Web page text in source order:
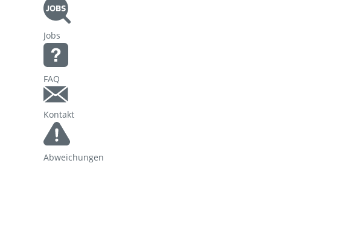
Korridorsanierung
Baumaßnahmen_RVOF
Jobs
FAQ
Kontakt
Abweichungen